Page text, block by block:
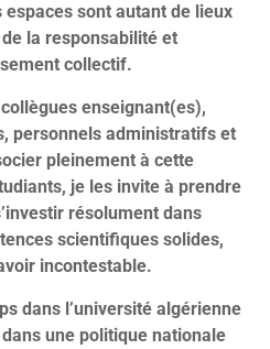
sont autant de lieux
la responsabilité et
collectif.
enseignant(es),
personnels administratifs et
pleinement à cette
je les invite à prendre
résolument dans
scientifiques solides,
incontestable.
dans l’université algérienne
une politique nationale